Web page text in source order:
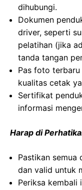
dihubungi.
Dokumen
driver, seperti
pelatihan (jika
tanda tangan
Pas foto
kualitas cetak
Sertifikat
informasi
Harap di
Pastikan semua
dan valid untuk
Periksa kembali